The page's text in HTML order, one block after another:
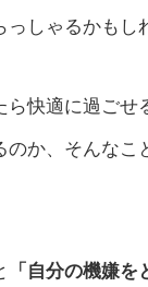
しゃるかもし
ら快適に過ごせ
のか、そんなこ
「自分の機嫌を